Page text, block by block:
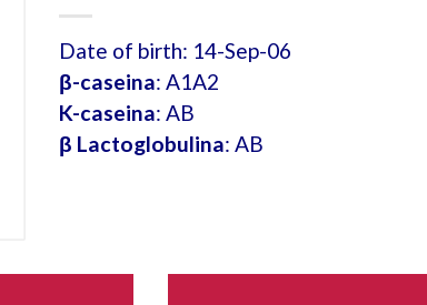
Date of birth: 14-Sep-06
β-caseina: A1A2
K-caseina: AB
β Lactoglobulina: AB